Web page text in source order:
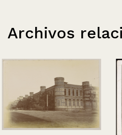
Archivos